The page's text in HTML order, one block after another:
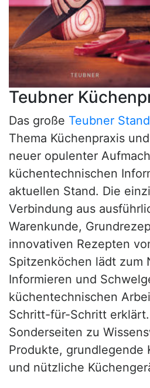
Teubner
Das große Teubner
Thema Küchenpraxis
neuer opulenter
küchentechnischen
aktuellen Stand. Die
Verbindung aus
Warenkunde,
innovativen Rezepten
Spitzenköchen lädt zum
Informieren und
küchentechnischen
Schritt-für-Schritt
Sonderseiten zu
Produkte, grundlegende
und nützliche